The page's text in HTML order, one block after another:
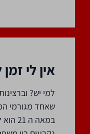
אין לי
למי יש?
שאחד מגורמי
במאה